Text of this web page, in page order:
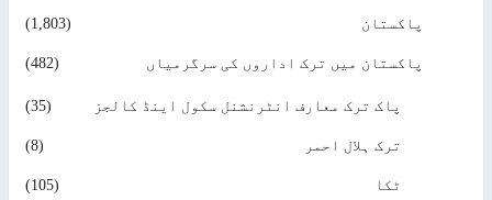
پاکستان (1,803)
پاکستان میں ترک اداروں کی سرگرمیاں (482)
پاک ترک معارف انٹرنشنل سکول اینڈ کالجز (35)
ترک ہلال احمر (8)
ٹکا (105)